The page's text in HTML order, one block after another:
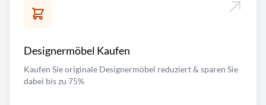
Designermöbel Kaufen
Kaufen Sie originale Designermöbel reduziert & sparen Sie
dabei bis zu 75%